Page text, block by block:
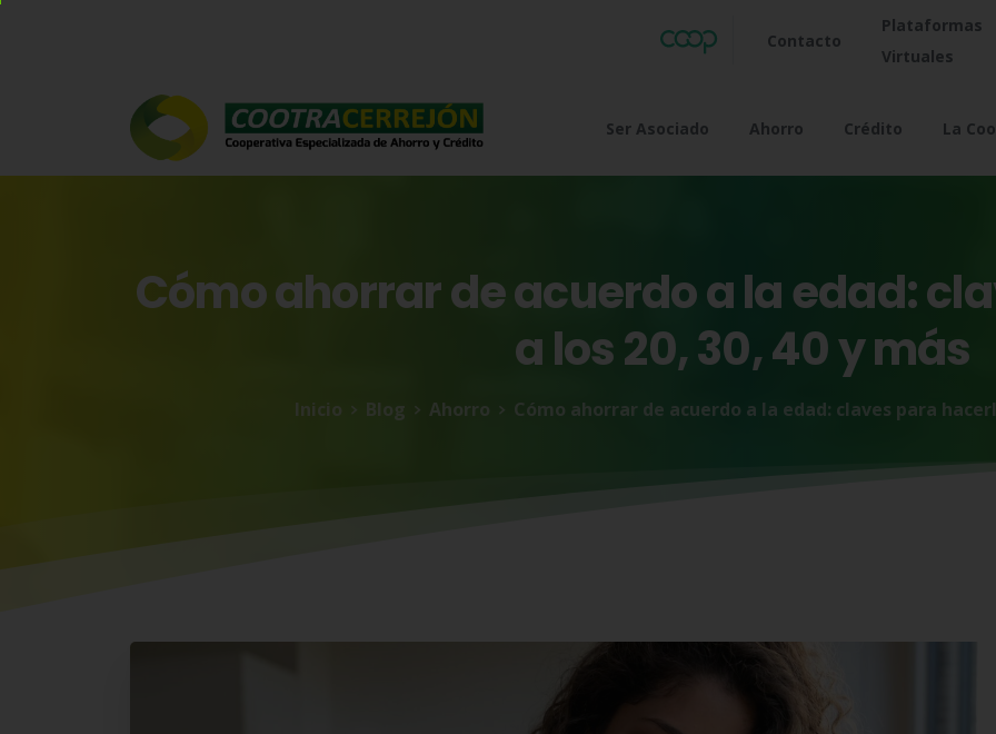
Contacto
Plataformas
Virtuales
Ser Asociado Ahorro Crédito La
Cómoahorrardeacuerdoalaedad:
alos20,30,40ymás
Inicio Blog Ahorro Cómo ahorrar de acuerdo a la edad: claves para